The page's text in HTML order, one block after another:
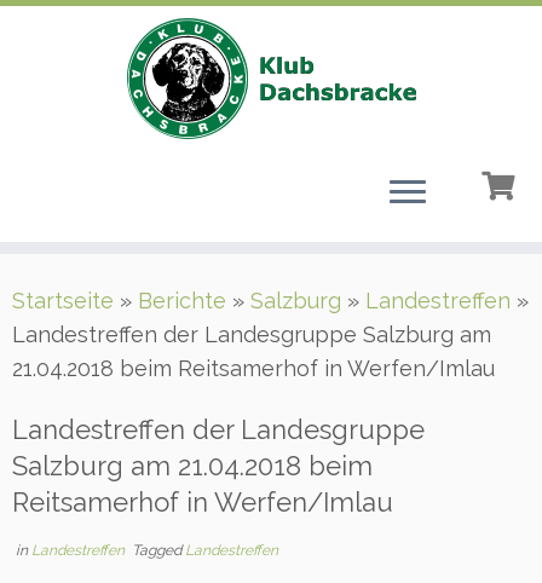
Inhalt
springen
Startseite » Berichte » Salzburg » Landestreffen »
Landestreffen der Landesgruppe Salzburg am
21.04.2018 beim Reitsamerhof in Werfen/Imlau
Landestreffen der Landesgruppe
Salzburg am 21.04.2018 beim
Reitsamerhof in Werfen/Imlau
in Landestreffen TaggedLandestreffen